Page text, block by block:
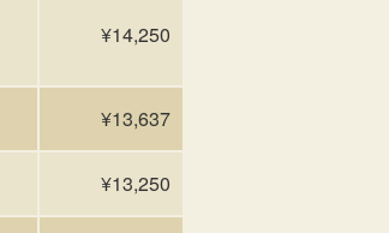
¥14,250
¥13,637
¥13,250